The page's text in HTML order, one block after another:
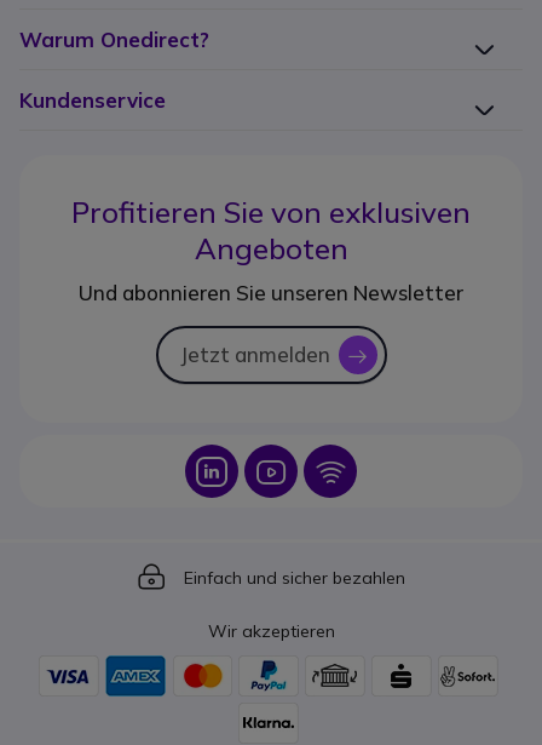
Warum Onedirect?
Kundenservice
Profitieren Sie von exklusiven
Angeboten
Und abonnieren Sie unseren Newsletter
Jetzt anmelden icon
Icon Icon Icon
Icon
Einfach und sicher bezahlen
Wir akzeptieren